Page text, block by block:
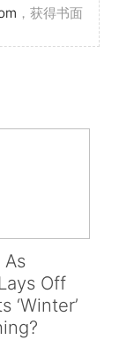
，获得书面
As
Off
‘Winter’